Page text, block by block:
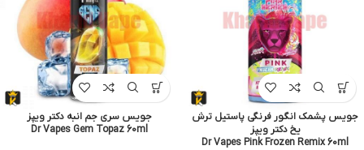
جویس پشمک انگور فرنگی پاستیل ترش
یخ دکتر ویپز
Dr Vapes Pink Frozen Remix 60ml
جویس سری جم انبه دکتر ویپز
Dr Vapes Gem Topaz 60ml